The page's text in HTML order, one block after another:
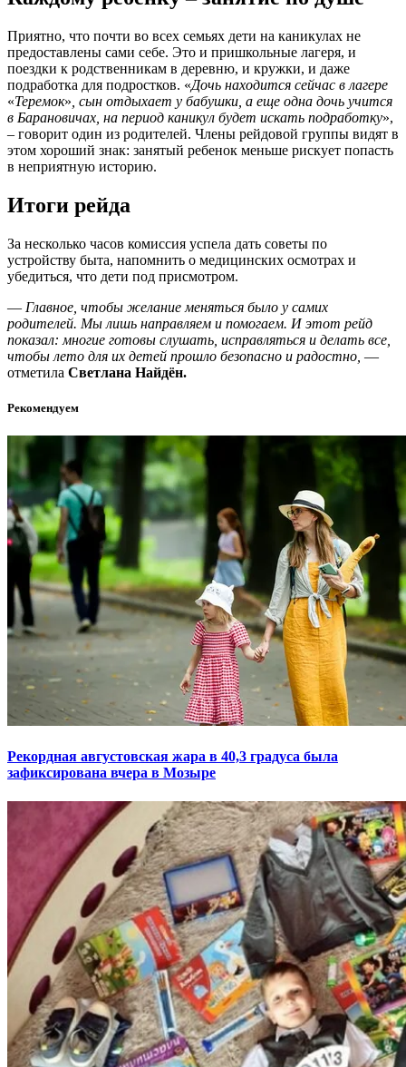
Приятно, что почти во всех семьях дети на каникулах не
предоставлены сами себе. Это и пришкольные лагеря, и
поездки к родственникам в деревню, и кружки, и даже
подработка для подростков. «Дочь находится сейчас в лагере
«Теремок» , сын отдыхает у бабушки, а еще одна дочь учится
в Барановичах, на период каникул будет искать подработку»,
– говорит один из родителей. Члены рейдовой группы видят в
этом хороший знак: занятый ребенок меньше рискует попасть
в неприятную историю.
Итоги рейда
За несколько часов комиссия успела дать советы по
устройству быта, напомнить о медицинских осмотрах и
убедиться, что дети под присмотром.
— Главное, чтобы желание меняться было у самих
родителей. Мы лишь направляем и помогаем. И этот рейд
показал: многие готовы слушать, исправляться и делать все,
чтобы лето для их детей прошло безопасно и радостно, —
отметила Светлана Найдён.
Рекомендуем
Рекордная августовская жара в 40,3 градуса была
зафиксирована вчера в Мозыре